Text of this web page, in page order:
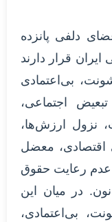
دلفی پانزده
قرار دارند
بی‌اعتمادی
اجتماعی،
نزول ارزش‌ها،
اقتصادی، معضل
رعایت حقوق
در میان این
بی‌اعتمادی،